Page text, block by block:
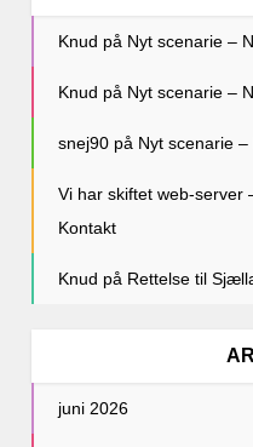
Knud på Nyt scenarie –
Knud på Nyt scenarie –
snej90 på Nyt scenarie
Vi har skiftet web-server
Kontakt
Knud på Rettelse til
juni 2026